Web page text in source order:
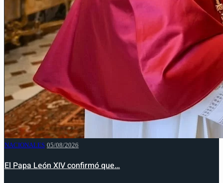
NACIONALES 05/08/2026
El Papa León XIV confirmó que…